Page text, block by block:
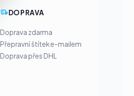
DOPRAVA
Doprava zdarma
Přepravní štítek e-mailem
Doprava přes DHL